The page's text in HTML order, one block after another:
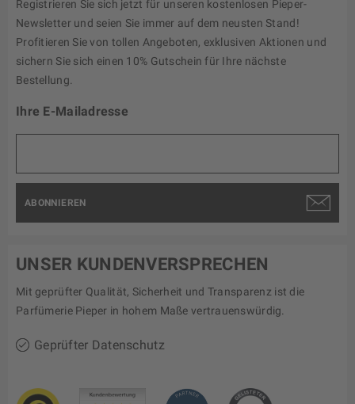
Registrieren Sie sich jetzt für unseren kostenlosen Pieper-
Newsletter und seien Sie immer auf dem neusten Stand!
Profitieren Sie von tollen Angeboten, exklusiven Aktionen und
sichern Sie sich einen 10% Gutschein für Ihre nächste
Bestellung.
Ihre E-Mailadresse
ABONNIEREN
UNSER KUNDENVERSPRECHEN
Mit geprüfter Qualität, Sicherheit und Transparenz ist die
Parfümerie Pieper in hohem Maße vertrauenswürdig.
Geprüfter Datenschutz